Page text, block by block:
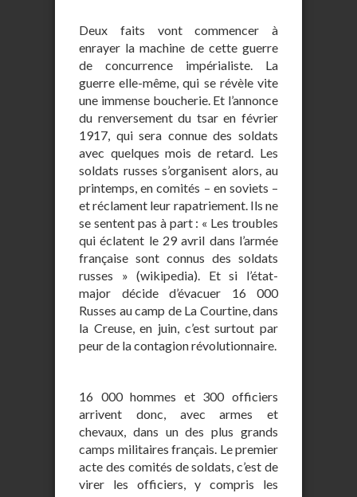
Deux faits vont commencer à
enrayer la machine de cette guerre
de concurrence impérialiste. La
guerre elle-même, qui se révèle vite
une immense boucherie. Et l’annonce
du renversement du tsar en février
1917, qui sera connue des soldats
avec quelques mois de retard. Les
soldats russes s’organisent alors, au
printemps, en comités – en soviets –
et réclament leur rapatriement. Ils ne
se sentent pas à part : « Les troubles
qui éclatent le 29 avril dans l’armée
française sont connus des soldats
russes » (wikipedia). Et si l’état-
major décide d’évacuer 16 000
Russes au camp de La Courtine, dans
la Creuse, en juin, c’est surtout par
peur de la contagion révolutionnaire.
16 000 hommes et 300 officiers
arrivent donc, avec armes et
chevaux, dans un des plus grands
camps militaires français. Le premier
acte des comités de soldats, c’est de
virer les officiers, y compris les